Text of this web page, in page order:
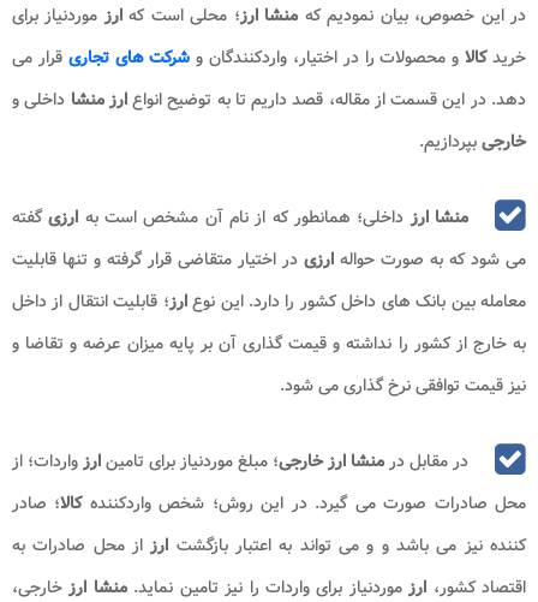
در این خصوص، بیان نمودیم که منشا ارز؛ محلی است کهارز موردنیاز برای
خریدکالا و محصولات را در اختیار، واردکنندگان و شرکت های تجاری قرار می
دهد. در این قسمت از مقاله، قصد داریم تا به توضیح انواعارز منشا داخلی و
خارجیبپردازیم.
منشا ارز داخلی؛ همانطور که از نام آن مشخص است به ارزیگفته
می شود که به صورت حواله ارزی در اختیار متقاضی قرار گرفته و تنها قابلیت
معامله بین بانک های داخل کشور را دارد. این نوعارز؛ قابلیت انتقال از داخل
به خارج از کشور را نداشته و قیمت گذاری آن بر پایه میزان عرضه و تقاضا و
نیز قیمت توافقی نرخ گذاری می شود.
در مقابل درمنشا ارز خارجی؛ مبلغ موردنیاز برای تامینارزواردات؛ از
محل صادرات صورت می گیرد. در این روش؛ شخص واردکنندهکالا؛ صادر
کننده نیز می باشد و و می تواند به اعتبار بازگشت ارز از محل صادرات به
اقتصاد کشور، ارزموردنیاز برای واردات را نیز تامین نماید.منشا ارزخارجی،